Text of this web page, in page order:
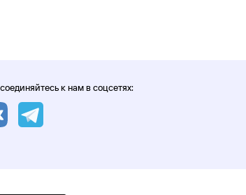
к нам в соцсетях: